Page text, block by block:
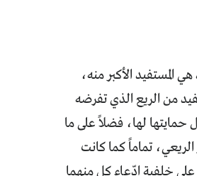
المستفيد الأكبر منه،
من الريع الذي تفرضه
حمايتها لها، فضلاً على ما
تماماً كما كانت
على خلفية ادّعاء كل منهما